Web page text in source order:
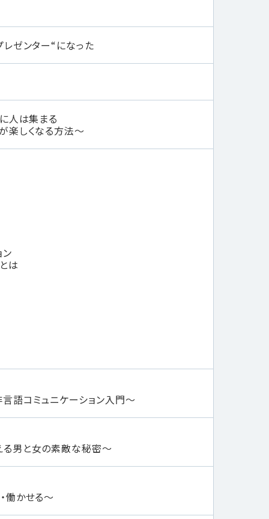
ゼンター“になった
人は集まる
楽しくなる方法～
は
語コミュニケーション入門～
男と女の素敵な秘密～
働かせる～